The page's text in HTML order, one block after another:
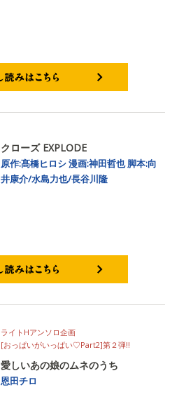
クローズ EXPLODE
原作:髙橋ヒロシ漫画:神田哲也脚本:向
井康介/水島力也/長谷川隆
ライトHアンソロ企画
[おっぱいがいっぱい♡Part2]第２弾!!
愛しいあの娘のムネのうち
恩田チロ